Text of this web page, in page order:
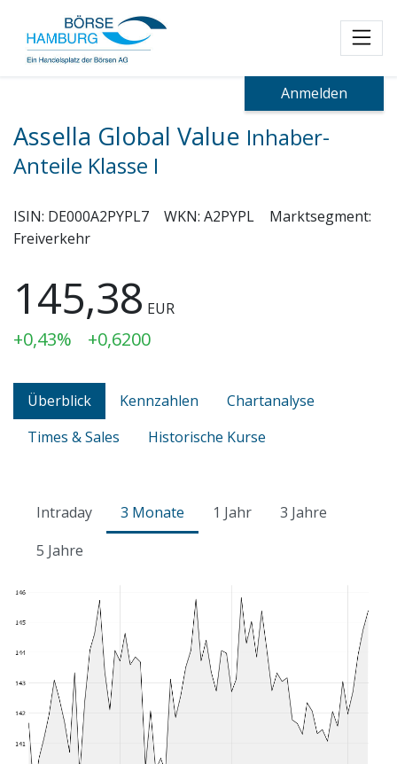
Anmelden
Assella Global Value Inhaber-
Anteile Klasse I
ISIN: DE000A2PYPL7 WKN: A2PYPL
Marktsegment:
Freiverkehr
145,38 EUR
+0,43% +0,6200
Überblick Kennzahlen
Chartanalyse
Times & Sales
Historische Kurse
Intraday 3 Monate 1 Jahr
3 Jahre
5 Jahre